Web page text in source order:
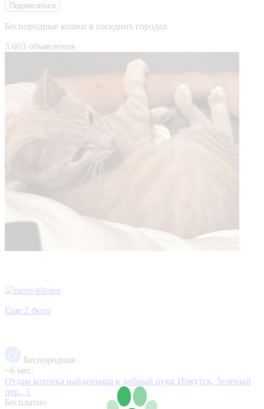
Подписаться
Беспородные кошки в соседних городах
3 603 объявления
Еще 2 фото
Беспородная
~6 мес.
Отдам котенка найденыша в добрый руки Иркутск, Зелёный
пер., 1
Бесплатно